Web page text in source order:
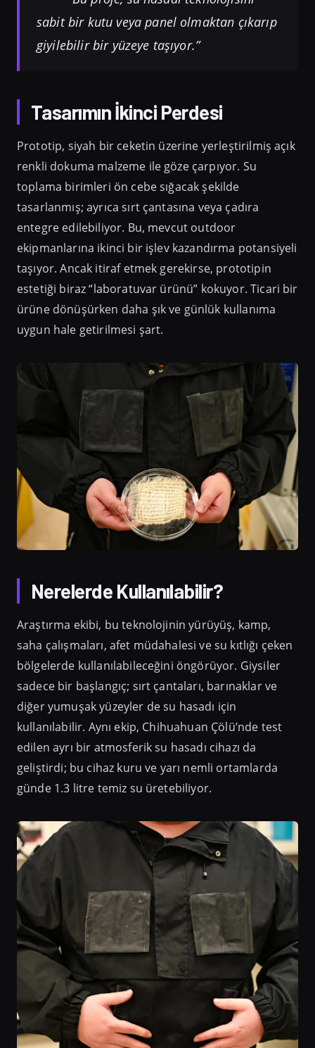
sabit bir kutu veya panel olmaktan çıkarıp
giyilebilir bir yüzeye taşıyor.”
Tasarımın İkinci Perdesi
Prototip, siyah bir ceketin üzerine yerleştirilmiş açık
renkli dokuma malzeme ile göze çarpıyor. Su
toplama birimleri ön cebe sığacak şekilde
tasarlanmış; ayrıca sırt çantasına veya çadıra
entegre edilebiliyor. Bu, mevcut outdoor
ekipmanlarına ikinci bir işlev kazandırma potansiyeli
taşıyor. Ancak itiraf etmek gerekirse, prototipin
estetiği biraz “laboratuvar ürünü” kokuyor. Ticari bir
ürüne dönüşürken daha şık ve günlük kullanıma
uygun hale getirilmesi şart.
Nerelerde Kullanılabilir?
Araştırma ekibi, bu teknolojinin yürüyüş, kamp,
saha çalışmaları, afet müdahalesi ve su kıtlığı çeken
bölgelerde kullanılabileceğini öngörüyor. Giysiler
sadece bir başlangıç; sırt çantaları, barınaklar ve
diğer yumuşak yüzeyler de su hasadı için
kullanılabilir. Aynı ekip, Chihuahuan Çölü’nde test
edilen ayrı bir atmosferik su hasadı cihazı da
geliştirdi; bu cihaz kuru ve yarı nemli ortamlarda
günde 1.3 litre temiz su üretebiliyor.